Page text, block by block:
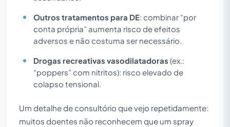
Outros tratamentos para DE: combinar “por
conta própria” aumenta risco de efeitos
adversos e não costuma ser necessário.
Drogas recreativas vasodilatadoras (ex.:
“poppers” com nitritos): risco elevado de
colapso tensional.
Um detalhe de consultório que vejo repetidamente:
muitos doentes não reconhecem que um spray